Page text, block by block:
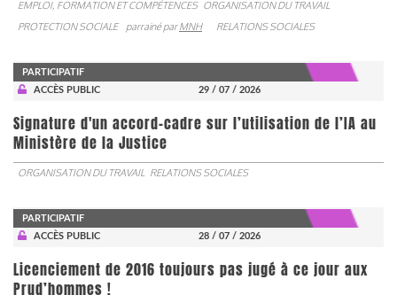
EMPLOI, FORMATION ET COMPÉTENCES ORGANISATION DU TRAVAIL
PROTECTION SOCIALE
parrainé parMNH RELATIONS SOCIALES
PARTICIPATIF
ACCÈS PUBLIC
29 / 07 / 2026
Signature d'un accord-cadre sur l’utilisation de l’IA au
Ministère de la Justice
ORGANISATION DU TRAVAIL RELATIONS SOCIALES
PARTICIPATIF
ACCÈS PUBLIC
28 / 07 / 2026
Licenciement de 2016 toujours pas jugé à ce jour aux
Prud’hommes !